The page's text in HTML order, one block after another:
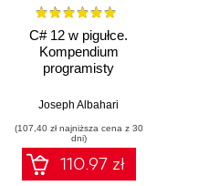
C# 12 w pigułce.
Kompendium
programisty
Joseph Albahari
(107,40 zł najniższa cena z 30
dni)
110.97 zł